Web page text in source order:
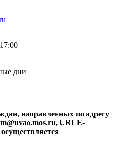
дни
направленных по адресу
URLE-